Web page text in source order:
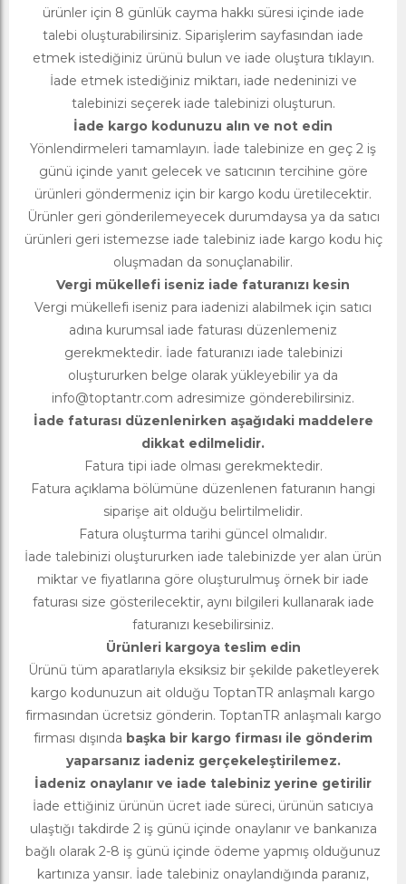
ürünler için 8 günlük cayma hakkı süresi içinde iade
talebi oluşturabilirsiniz. Siparişlerim sayfasından iade
etmek istediğiniz ürünü bulun ve iade oluştura tıklayın.
İade etmek istediğiniz miktarı, iade nedeninizi ve
talebinizi seçerek iade talebinizi oluşturun.
İade kargo kodunuzu alın ve not edin
Yönlendirmeleri tamamlayın. İade talebinize en geç 2 iş
günü içinde yanıt gelecek ve satıcının tercihine göre
ürünleri göndermeniz için bir kargo kodu üretilecektir.
Ürünler geri gönderilemeyecek durumdaysa ya da satıcı
ürünleri geri istemezse iade talebiniz iade kargo kodu hiç
oluşmadan da sonuçlanabilir.
Vergi mükellefi iseniz iade faturanızı kesin
Vergi mükellefi iseniz para iadenizi alabilmek için satıcı
adına kurumsal iade faturası düzenlemeniz
gerekmektedir. İade faturanızı iade talebinizi
oluştururken belge olarak yükleyebilir ya da
info@toptantr.com adresimize gönderebilirsiniz.
İade faturası düzenlenirken aşağıdaki maddelere
dikkat edilmelidir.
Fatura tipi iade olması gerekmektedir.
Fatura açıklama bölümüne düzenlenen faturanın hangi
siparişe ait olduğu belirtilmelidir.
Fatura oluşturma tarihi güncel olmalıdır.
İade talebinizi oluştururken iade talebinizde yer alan ürün
miktar ve fiyatlarına göre oluşturulmuş örnek bir iade
faturası size gösterilecektir, aynı bilgileri kullanarak iade
faturanızı kesebilirsiniz.
Ürünleri kargoya teslim edin
Ürünü tüm aparatlarıyla eksiksiz bir şekilde paketleyerek
kargo kodunuzun ait olduğu ToptanTR anlaşmalı kargo
firmasından ücretsiz gönderin. ToptanTR anlaşmalı kargo
firması dışında başka bir kargo firması ile gönderim
yaparsanız iadeniz gerçekeleştirilemez.
İadeniz onaylanır ve iade talebiniz yerine getirilir
İade ettiğiniz ürünün ücret iade süreci, ürünün satıcıya
ulaştığı takdirde 2 iş günü içinde onaylanır ve bankanıza
bağlı olarak 2-8 iş günü içinde ödeme yapmış olduğunuz
kartınıza yansır. İade talebiniz onaylandığında paranız,